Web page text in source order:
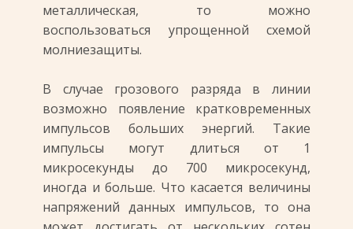
металлическая, то можно
воспользоваться упрощенной схемой
молниезащиты.
В случае грозового разряда в линии
возможно появление кратковременных
импульсов больших энергий. Такие
импульсы могут длиться от 1
микросекунды до 700 микросекунд,
иногда и больше. Что касается величины
напряжений данных импульсов, то она